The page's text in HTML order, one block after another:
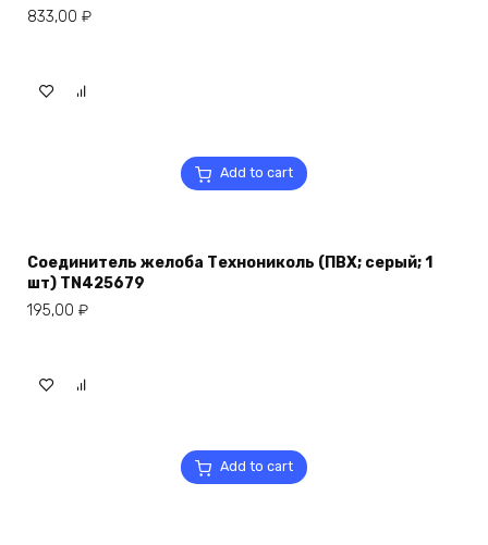
833,00 ₽
Add to cart
Соединитель желоба Технониколь (ПВХ; серый; 1
шт) TN425679
195,00 ₽
Add to cart